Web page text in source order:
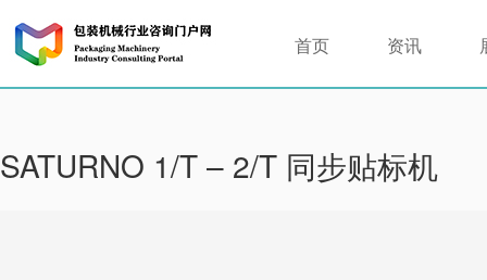
首页 资讯
SATURNO 1/T – 2/T 同步贴标机